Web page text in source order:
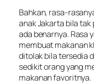
Bahkan, rasa-
anak Jakarta bila
ada benarnya. Rasa
membuat makanan
ditolak bila tersedia
sedikit orang yang
makanan favoritnya.